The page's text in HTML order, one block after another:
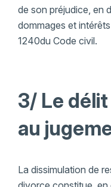
de son préjudice, en
dommages et
1240du Code civil.
3/ Le
au
La dissimulation de